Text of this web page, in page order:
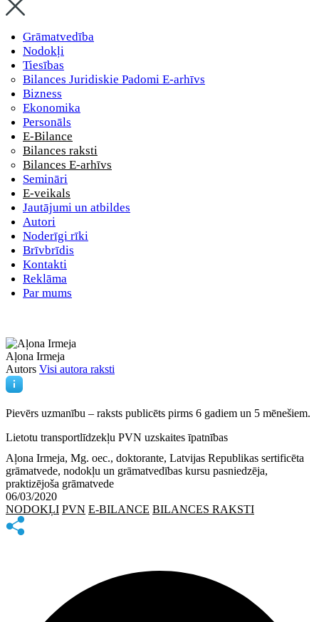
Grāmatvedība
Nodokļi
Tiesības
Bilances Juridiskie Padomi E-arhīvs
Bizness
Ekonomika
Personāls
E-Bilance
Bilances raksti
Bilances E-arhīvs
Semināri
E-veikals
Jautājumi un atbildes
Autori
Noderīgi rīki
Brīvbrīdis
Kontakti
Reklāma
Par mums
Aļona Irmeja
Autors Visi autora raksti
Pievērs uzmanību – raksts publicēts pirms 6 gadiem un 5 mēnešiem.
Lietotu transportlīdzekļu PVN uzskaites īpatnības
Aļona Irmeja, Mg. oec., doktorante, Latvijas Republikas sertificēta
grāmatvede, nodokļu un grāmatvedības kursu pasniedzēja,
praktizējoša grāmatvede
06/03/2020
NODOKĻI PVN E-BILANCE BILANCES RAKSTI